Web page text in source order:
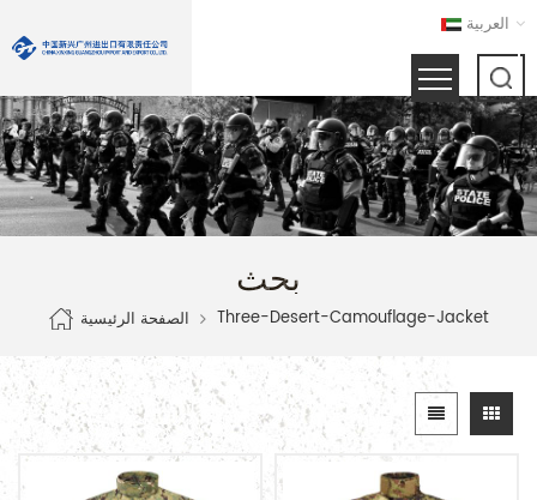
العربية
بحث
الصفحة الرئيسية Three-Desert-Camouflage-Jacket